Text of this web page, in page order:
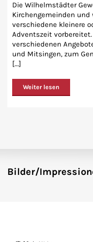
Die Wilhelmstädter
Kirchengemeinden
verschiedene kleinere
Adventszeit
verschiedenen
und Mitsingen, zum
[...]
Weiter lesen
Bilder/